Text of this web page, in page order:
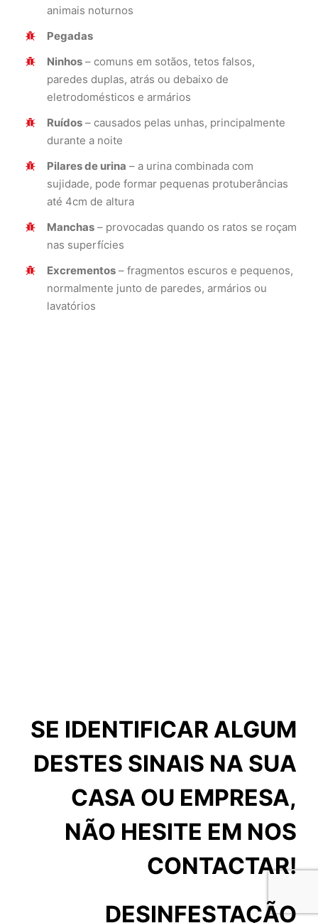
animais noturnos
Pegadas
Ninhos – comuns em sotãos, tetos falsos,
paredes duplas, atrás ou debaixo de
eletrodomésticos e armários
Ruídos – causados pelas unhas, principalmente
durante a noite
Pilares de urina – a urina combinada com
sujidade, pode formar pequenas protuberâncias
até 4cm de altura
Manchas – provocadas quando os ratos se roçam
nas superfícies
Excrementos – fragmentos escuros e pequenos,
normalmente junto de paredes, armários ou
lavatórios
SE IDENTIFICAR ALGUM
DESTES SINAIS NA SUA
CASA OU EMPRESA,
NÃO HESITE EM NOS
CONTACTAR!
DESINFESTAÇÃO